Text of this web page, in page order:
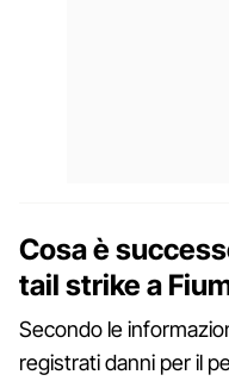
Cosa è
tail strike a
Secondo le
registrati danni per il